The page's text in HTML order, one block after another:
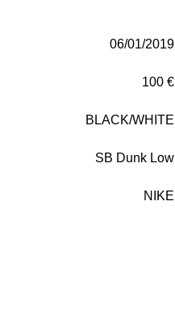
06/01/2019
100 €
BLACK/WHITE
SB Dunk Low
NIKE